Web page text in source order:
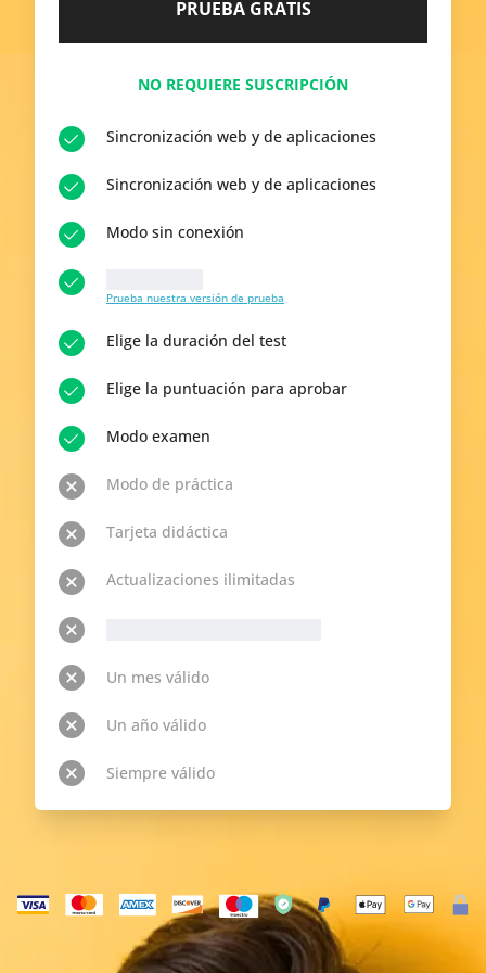
PRUEBA GRATIS
NO REQUIERE SUSCRIPCIÓN
Sincronización web y de aplicaciones
Sincronización web y de aplicaciones
Modo sin conexión
Prueba nuestra versión de prueba
Elige la duración del test
Elige la puntuación para aprobar
Modo examen
Modo de práctica
Tarjeta didáctica
Actualizaciones ilimitadas
Un mes válido
Un año válido
Siempre válido